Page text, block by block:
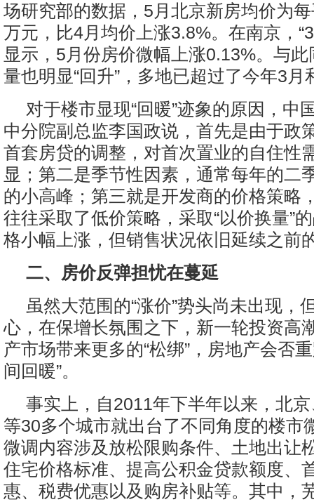
场研究部的数据，5月北京新房均价为
万元，比4月均价上涨3.8%。在南京，
显示，5月份房价微幅上涨0.13%。与
量也明显“回升”，多地已超过了今年3月
对于楼市显现“回暖”迹象的原因，中
中分院副总监李国政说，首先是由于政
首套房贷的调整，对首次置业的自住性
显；第二是季节性因素，通常每年的二
的小高峰；第三就是开发商的价格策略
往往采取了低价策略，采取“以价换量”
格小幅上涨，但销售状况依旧延续之前
二、房价反弹担忧在蔓延
虽然大范围的“涨价”势头尚未出现，
心，在保增长氛围之下，新一轮投资高
产市场带来更多的“松绑”，房地产会否
间回暖”。
事实上，自2011年下半年以来，北
等30多个城市就出台了不同角度的楼市
微调内容涉及放松限购条件、土地出让
住宅价格标准、提高公积金贷款额度、
惠、税费优惠以及购房补贴等。其中，